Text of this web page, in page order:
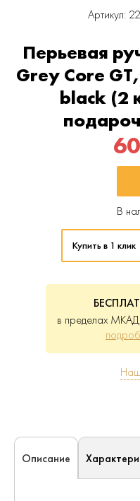
Артикул:
Перьевая
Grey Core
black (2
В
Купить в 1 клик
в пределах
Описание